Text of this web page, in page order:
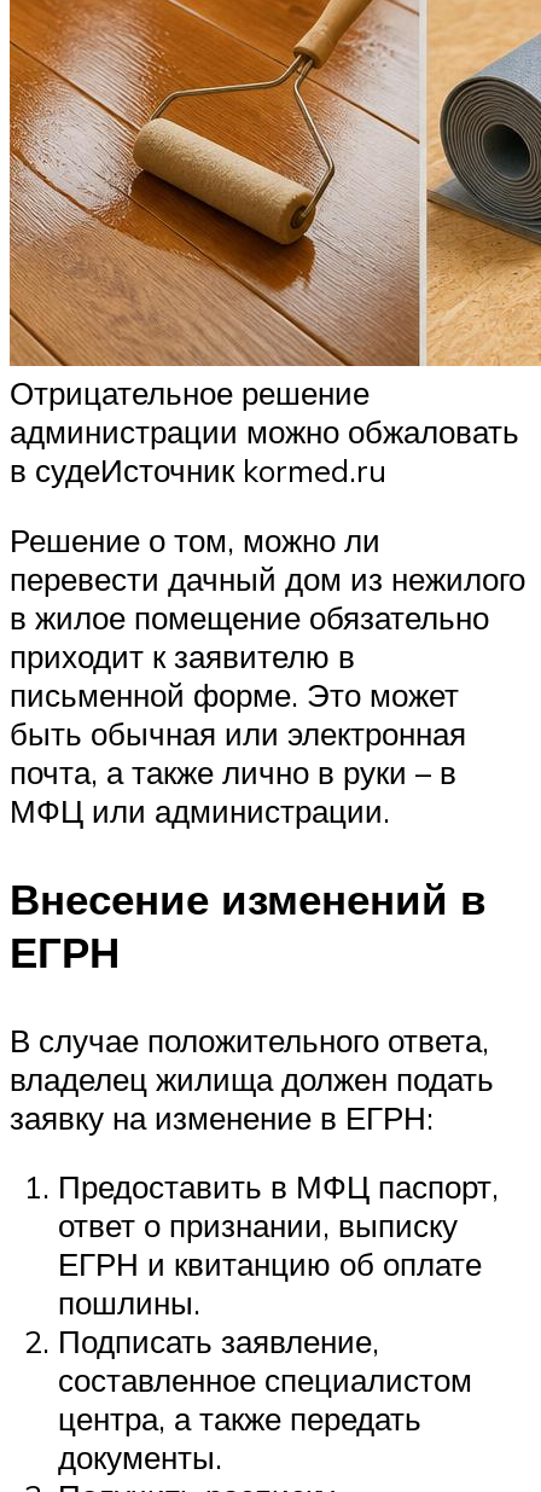
Отрицательное решение
администрации можно обжаловать
в судеИсточник kormed.ru
Решение о том, можно ли
перевести дачный дом из нежилого
в жилое помещение обязательно
приходит к заявителю в
письменной форме. Это может
быть обычная или электронная
почта, а также лично в руки – в
МФЦ или администрации.
Внесение изменений в
ЕГРН
В случае положительного ответа,
владелец жилища должен подать
заявку на изменение в ЕГРН:
Предоставить в МФЦ паспорт,
ответ о признании, выписку
ЕГРН и квитанцию об оплате
пошлины.
Подписать заявление,
составленное специалистом
центра, а также передать
документы.